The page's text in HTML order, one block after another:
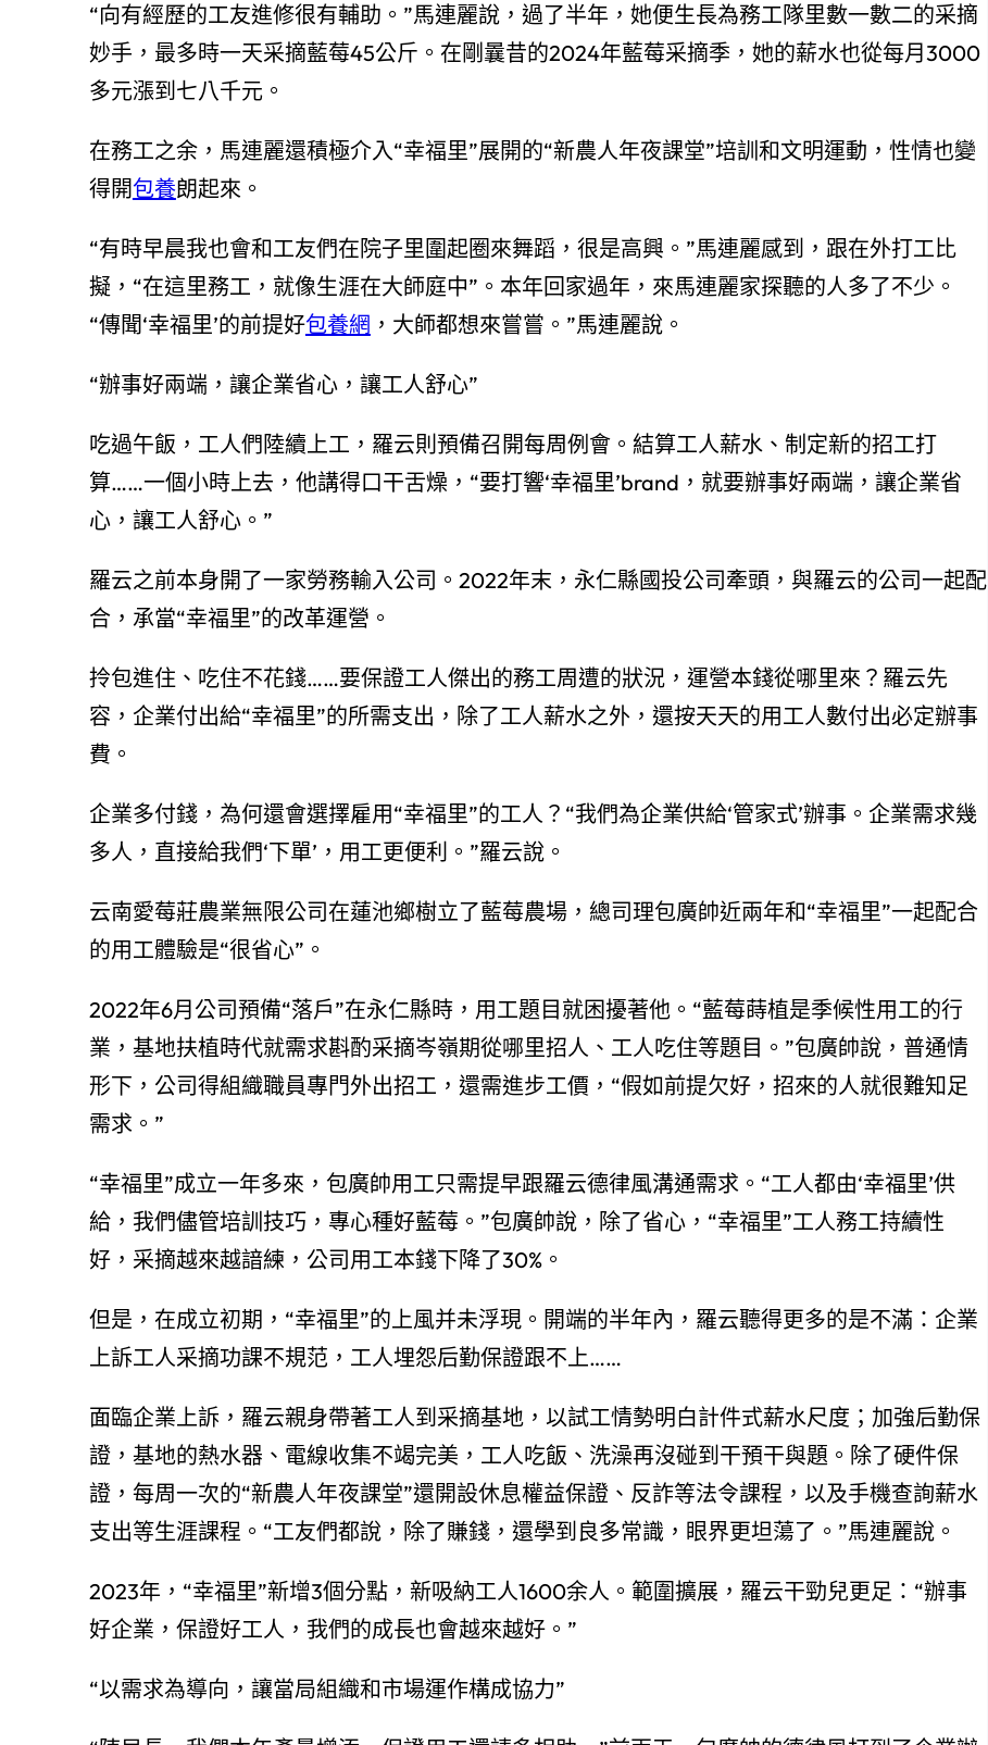
“向有經歷的工友進修很有輔助。”馬連麗說，過了半年，她便生長為務工隊里數一數二的采摘
妙手，最多時一天采摘藍莓45公斤。在剛曩昔的2024年藍莓采摘季，她的薪水也從每月3000
多元漲到七八千元。
在務工之余，馬連麗還積極介入“幸福里”展開的“新農人年夜課堂”培訓和文明運動，性情也變
得開包養朗起來。
“有時早晨我也會和工友們在院子里圍起圈來舞蹈，很是高興。”馬連麗感到，跟在外打工比
擬，“在這里務工，就像生涯在大師庭中”。本年回家過年，來馬連麗家探聽的人多了不少。
“傳聞‘幸福里’的前提好包養網 ，大師都想來嘗嘗。”馬連麗說。
“辦事好兩端，讓企業省心，讓工人舒心”
吃過午飯，工人們陸續上工，羅云則預備召開每周例會。結算工人薪水、制定新的招工打
算……一個小時上去，他講得口干舌燥，“要打響‘幸福里’brand，就要辦事好兩端，讓企業省
心，讓工人舒心。”
羅云之前本身開了一家勞務輸入公司。2022年末，永仁縣國投公司牽頭，與羅云的公司一起配
合，承當“幸福里”的改革運營。
拎包進住、吃住不花錢……要保證工人傑出的務工周遭的狀況，運營本錢從哪里來？羅云先
容，企業付出給“幸福里”的所需支出，除了工人薪水之外，還按天天的用工人數付出必定辦事
費。
企業多付錢，為何還會選擇雇用“幸福里”的工人？“我們為企業供給‘管家式’辦事。企業需求幾
多人，直接給我們‘下單’，用工更便利。”羅云說。
云南愛莓莊農業無限公司在蓮池鄉樹立了藍莓農場，總司理包廣帥近兩年和“幸福里”一起配合
的用工體驗是“很省心”。
2022年6月公司預備“落戶”在永仁縣時，用工題目就困擾著他。“藍莓蒔植是季候性用工的行
業，基地扶植時代就需求斟酌采摘岑嶺期從哪里招人、工人吃住等題目。”包廣帥說，普通情
形下，公司得組織職員專門外出招工，還需進步工價，“假如前提欠好，招來的人就很難知足
需求。”
“幸福里”成立一年多來，包廣帥用工只需提早跟羅云德律風溝通需求。“工人都由‘幸福里’供
給，我們儘管培訓技巧，專心種好藍莓。”包廣帥說，除了省心，“幸福里”工人務工持續性
好，采摘越來越諳練，公司用工本錢下降了30%。
但是，在成立初期，“幸福里”的上風并未浮現。開端的半年內，羅云聽得更多的是不滿：企業
上訴工人采摘功課不規范，工人埋怨后勤保證跟不上……
面臨企業上訴，羅云親身帶著工人到采摘基地，以試工情勢明白計件式薪水尺度；加強后勤保
證，基地的熱水器、電線收集不竭完美，工人吃飯、洗澡再沒碰到干預干與題。除了硬件保
證，每周一次的“新農人年夜課堂”還開設休息權益保證、反詐等法令課程，以及手機查詢薪水
支出等生涯課程。“工友們都說，除了賺錢，還學到良多常識，眼界更坦蕩了。”馬連麗說。
2023年，“幸福里”新增3個分點，新吸納工人1600余人。範圍擴展，羅云干勁兒更足：“辦事
好企業，保證好工人，我們的成長也會越來越好。”
“以需求為導向，讓當局組織和市場運作構成協力”